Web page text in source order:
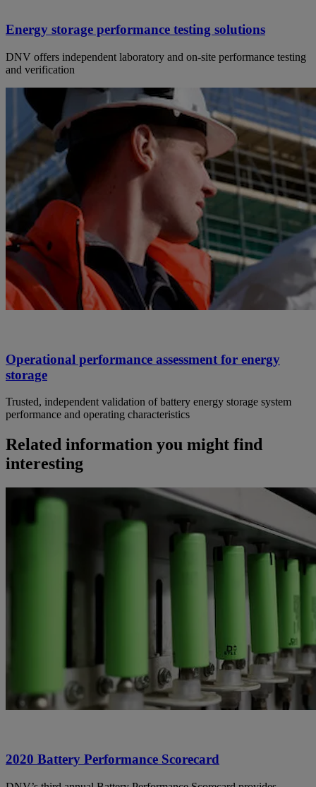
Energy storage performance testing solutions
DNV offers independent laboratory and on-site performance testing
and verification
Operational performance assessment for energy
storage
Trusted, independent validation of battery energy storage system
performance and operating characteristics
Related information you might find
interesting
2020 Battery Performance Scorecard